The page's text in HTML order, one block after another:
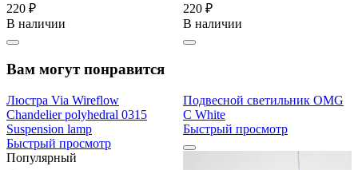
220 ₽
В наличии
220 ₽
В наличии
Вам могут понравится
Люстра Via Wireflow
Chandelier polyhedral 0315
Suspension lamp
Быстрый просмотр
Популярный
Подвесной светильник OMG
C White
Быстрый просмотр